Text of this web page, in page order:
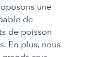
une
de
de poisson
En plus, nous